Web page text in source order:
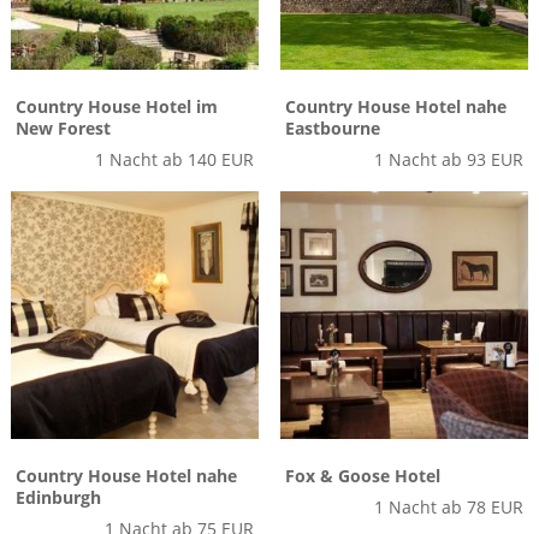
Country House Hotel im
New Forest
1 Nacht ab 140 EUR
Country House Hotel nahe
Eastbourne
1 Nacht ab 93 EUR
Country House Hotel nahe
Edinburgh
1 Nacht ab 75 EUR
Fox & Goose Hotel
1 Nacht ab 78 EUR